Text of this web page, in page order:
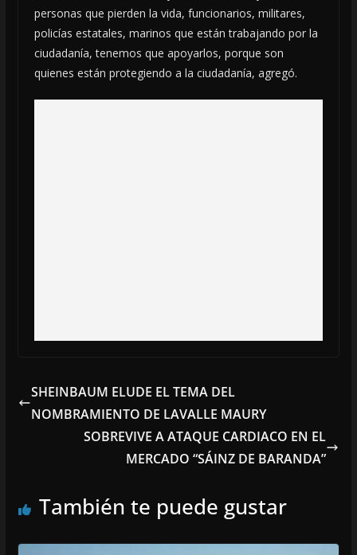
personas que pierden la vida, funcionarios, militares,
policías estatales, marinos que están trabajando por la
ciudadanía, tenemos que apoyarlos, porque son
quienes están protegiendo a la ciudadanía, agregó.
SHEINBAUM ELUDE EL TEMA DEL
NOMBRAMIENTO DE LAVALLE MAURY
SOBREVIVE A ATAQUE CARDIACO EN EL
MERCADO “SÁINZ DE BARANDA”
También te puede gustar